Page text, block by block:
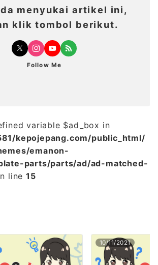
menyukai artikel ini,
klik tombol berikut.
Follow Me
variable $ad_box in
kepojepang.com/public_html/
emanon-
parts/parts/ad/ad-matched-
line15
10/11/2021